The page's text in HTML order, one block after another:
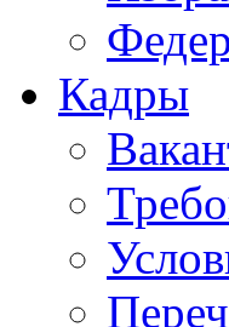
Кадры